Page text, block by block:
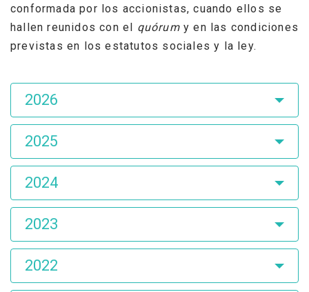
conformada por los accionistas, cuando ellos se
hallen reunidos con el quórum y en las condiciones
previstas en los estatutos sociales y la ley.
Asamblea
de
Accionistas
2026
2025
2024
2023
2022